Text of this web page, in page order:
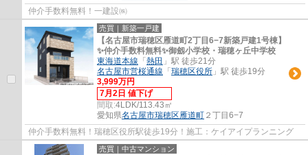
仲介手数料無料！一建設㈱
売買｜新築一戸建
【名古屋市瑞穂区雁道町2丁目6−7新築戸建1号棟】
✨️仲介手数料無料✨️御劔小学校・瑞穂ヶ丘中学校
東海道本線 「 熱田 」駅 徒歩21分
名古屋市営桜通線 「 瑞穂区役所 」駅 徒歩19分
3,999万円
7月2日 値下げ
間取:4LDK/113.43㎡
愛知県名古屋市瑞穂区雁道町 ２丁目6−7
仲介手数料無料！瑞穂区役所駅徒歩19分！施工：ケイアイプランニング
売買｜中古マンション